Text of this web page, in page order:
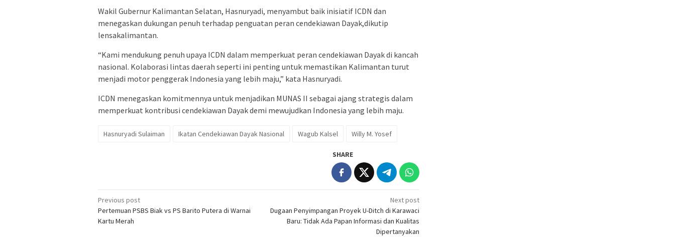
Wakil Gubernur Kalimantan Selatan, Hasnuryadi, menyambut baik inisiatif ICDN dan
menegaskan dukungan penuh terhadap penguatan peran cendekiawan Dayak,dikutip
lensakalimantan.
“Kami mendukung penuh upaya ICDN dalam memperkuat peran cendekiawan Dayak di kancah
nasional. Kolaborasi lintas daerah seperti ini penting untuk memastikan Kalimantan turut
menjadi motor penggerak Indonesia yang lebih maju,” kata Hasnuryadi.
ICDN menegaskan komitmennya untuk menjadikan MUNAS II sebagai ajang strategis dalam
memperkuat kontribusi cendekiawan Dayak demi mewujudkan Indonesia yang lebih maju.
Hasnuryadi Sulaiman Ikatan Cendekiawan Dayak Nasional Wagub Kalsel Willy M. Yosef
SHARE
Post
navigation
Previous post
Pertemuan PSBS Biak vs PS Barito Putera di Warnai
Kartu Merah
Next post
Dugaan Penyimpangan Proyek U-Ditch di Karawaci
Baru: Tidak Ada Papan Informasi dan Kualitas
Dipertanyakan